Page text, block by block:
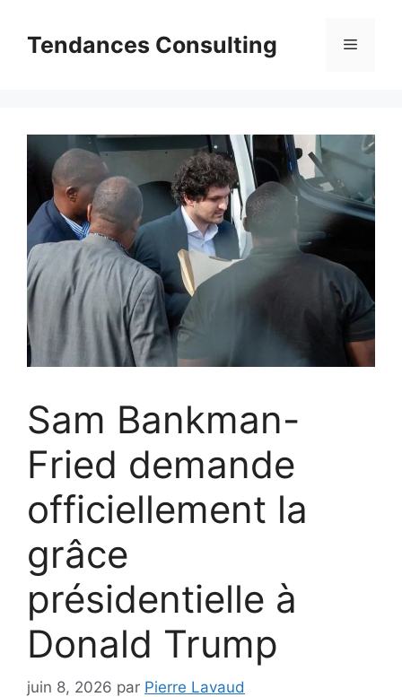
contenuTendances Consulting Menu
Sam Bankman-
Fried demande
officiellement la
grâce
présidentielle à
Donald Trump
juin 8, 2026 par Pierre Lavaud